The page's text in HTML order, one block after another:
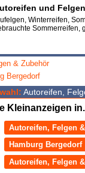
und
Winterreifen,
Sommerreifen,
& Zubehör
Bergedorf
Autoreifen,
Kleinanzeigen
Autoreifen, Felgen
Hamburg Bergedorf
Autoreifen, Felgen